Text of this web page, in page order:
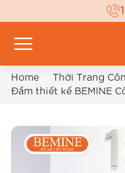
Home Thời Trang
Đầm thiết kế BEMINE